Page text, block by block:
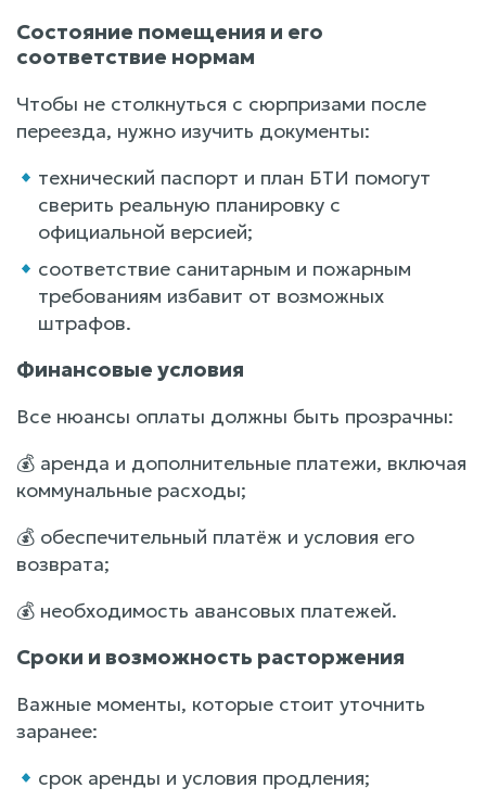
Состояние помещения и его
соответствие нормам
Чтобы не столкнуться с сюрпризами после
переезда, нужно изучить документы:
технический паспорт и план БТИ помогут
сверить реальную планировку с
официальной версией;
соответствие санитарным и пожарным
требованиям избавит от возможных
штрафов.
Финансовые условия
Все нюансы оплаты должны быть прозрачны:
💰 аренда и дополнительные платежи, включая
коммунальные расходы;
💰 обеспечительный платёж и условия его
возврата;
💰 необходимость авансовых платежей.
Сроки и возможность расторжения
Важные моменты, которые стоит уточнить
заранее:
срок аренды и условия продления;